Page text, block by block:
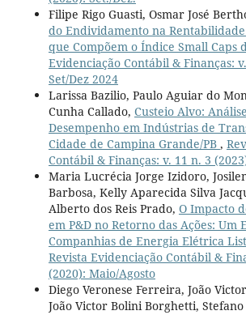
Filipe Rigo Guasti, Osmar José
do Endividamento na
que Compõem o Índice Small Caps
Evidenciação Contábil & Finanças:
Set/Dez 2024
Larissa Bazilio, Paulo Aguiar do
Cunha Callado, Custeio Alvo:
Desempenho em Indústrias de
Cidade de Campina Grande/PB ,
Contábil & Finanças: v. 11 n. 3
Maria Lucrécia Jorge Izidoro,
Barbosa, Kelly Aparecida Silva
Alberto dos Reis Prado, O Impacto
em P&D no Retorno das Ações: Um
Companhias de Energia Elétrica
Revista Evidenciação Contábil &
(2020): Maio/Agosto
Diego Veronese Ferreira, João
João Victor Bolini Borghetti,